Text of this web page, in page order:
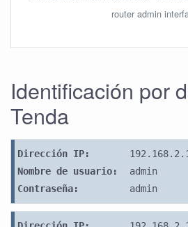
router admin
Identificación por
Tenda
Dirección IP:
Nombre de usuario:
admin
Contraseña:
admin